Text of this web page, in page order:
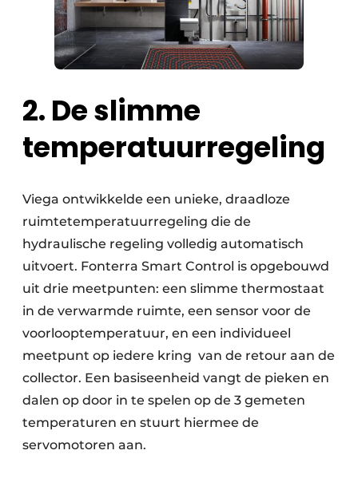
2. De slimme
temperatuurregeling
Viega ontwikkelde een unieke, draadloze
ruimtetemperatuurregeling die de
hydraulische regeling volledig automatisch
uitvoert. Fonterra Smart Control is opgebouwd
uit drie meetpunten: een slimme thermostaat
in de verwarmde ruimte, een sensor voor de
voorlooptemperatuur, en een individueel
meetpunt op iedere kring van de retour aan de
collector. Een basiseenheid vangt de pieken en
dalen op door in te spelen op de 3 gemeten
temperaturen en stuurt hiermee de
servomotoren aan.